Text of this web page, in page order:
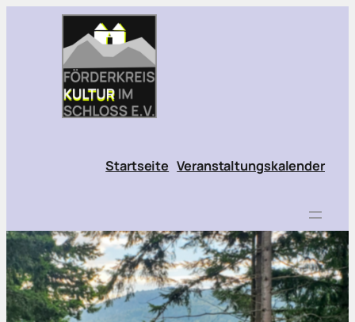
Startseite Veranstaltungskalender